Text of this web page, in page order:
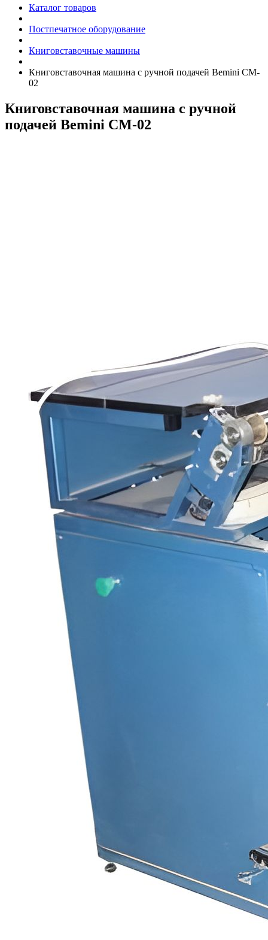
Каталог товаров
Постпечатное оборудование
Книговставочные машины
Книговставочная машина с ручной подачей Bemini CM-
02
Книговставочная машина с ручной
подачей Bemini CM-02